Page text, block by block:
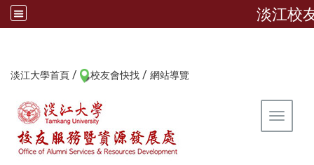
淡江校
淡江大學首頁 / 校友會快找 / 網站導覽
Toggle